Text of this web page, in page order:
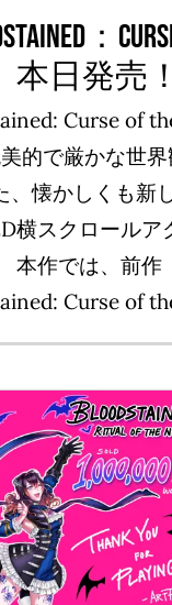
：
本日発売！
Curse of
的で厳かな世
、懐かしくも新
横スクロールア
本作では、前作
Curse of
』が100万
News